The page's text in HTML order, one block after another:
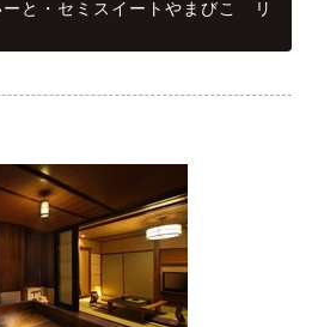
ーと・セミスイートやまびこ リ